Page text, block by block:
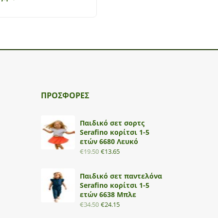
ΠΡΟΣΦΟΡΕΣ
Παιδικό σετ σορτς
Serafino κορίτσι 1-5
ετών 6680 Λευκό
€19.50 €13.65
Παιδικό σετ παντελόνα
Serafino κορίτσι 1-5
ετών 6638 Μπλε
€34.50 €24.15